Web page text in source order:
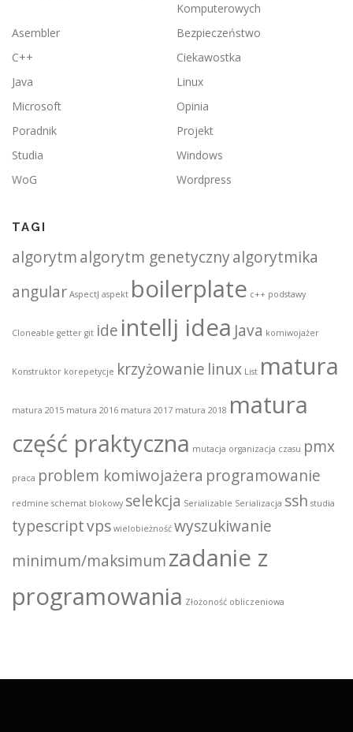
Komputerowych
Asembler
Bezpieczeństwo
C++
Ciekawostka
Java
Linux
Microsoft
Opinia
Poradnik
Projekt
Studia
Windows
WoG
Wordpress
TAGI
algorytmalgorytm genetycznyalgorytmika
angular AspectJ aspekt boilerplate c++ podstawy
Cloneable getter git ide intellj idea Java komiwojażer
Konstruktor korepetycje krzyżowanie linux List matura
matura 2015 matura 2016 matura 2017 matura 2018 matura
część praktyczna mutacja organizacja czasu pmx
praca problem komiwojażera programowanie
redmine schemat blokowy selekcja Serializable Serializacja ssh studia
typescriptvps wielobieżność wyszukiwanie
minimum/maksimumzadanie z
programowania Złożoność obliczeniowa